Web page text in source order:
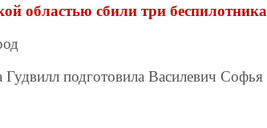
областью сбили три беспилотника
Гудвилл подготовила Василевич Софья